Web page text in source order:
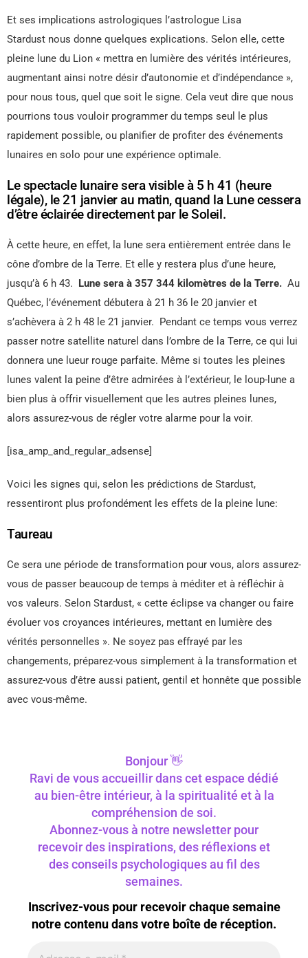
Et ses implications astrologiques l’astrologue Lisa
Stardust nous donne quelques explications. Selon elle, cette
pleine lune du Lion « mettra en lumière des vérités intérieures,
augmentant ainsi notre désir d’autonomie et d’indépendance »,
pour nous tous, quel que soit le signe. Cela veut dire que nous
pourrions tous vouloir programmer du temps seul le plus
rapidement possible, ou planifier de profiter des événements
lunaires en solo pour une expérience optimale.
Le spectacle lunaire sera visible à 5 h 41 (heure
légale), le 21 janvier au matin, quand la Lune cessera
d’être éclairée directement par le Soleil.
À cette heure, en effet, la lune sera entièrement entrée dans le
cône d’ombre de la Terre. Et elle y restera plus d’une heure,
jusqu’à 6 h 43. Lune sera à 357 344 kilomètres de la Terre. Au
Québec, l’événement débutera à 21 h 36 le 20 janvier et
s’achèvera à 2 h 48 le 21 janvier. Pendant ce temps vous verrez
passer notre satellite naturel dans l’ombre de la Terre, ce qui lui
donnera une lueur rouge parfaite. Même si toutes les pleines
lunes valent la peine d’être admirées à l’extérieur, le loup-lune a
bien plus à offrir visuellement que les autres pleines lunes,
alors assurez-vous de régler votre alarme pour la voir.
[isa_amp_and_regular_adsense]
Voici les signes qui, selon les prédictions de Stardust,
ressentiront plus profondément les effets de la pleine lune:
Taureau
Ce sera une période de transformation pour vous, alors assurez-
vous de passer beaucoup de temps à méditer et à réfléchir à
vos valeurs. Selon Stardust, « cette éclipse va changer ou faire
évoluer vos croyances intérieures, mettant en lumière des
vérités personnelles ». Ne soyez pas effrayé par les
changements, préparez-vous simplement à la transformation et
assurez-vous d’être aussi patient, gentil et honnête que possible
avec vous-même.
Bonjour 👋
Ravi de vous accueillir dans cet espace dédié
au bien-être intérieur, à la spiritualité et à la
compréhension de soi.
Abonnez-vous à notre newsletter pour
recevoir des inspirations, des réflexions et
des conseils psychologiques au fil des
semaines.
Inscrivez-vous pour recevoir chaque semaine
notre contenu dans votre boîte de réception.